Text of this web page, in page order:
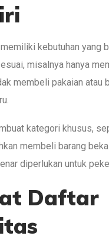
kebutuhan yang
misalnya hanya
membeli pakaian atau
kategori khusus,
membeli barang
diperlukan untuk
Daftar